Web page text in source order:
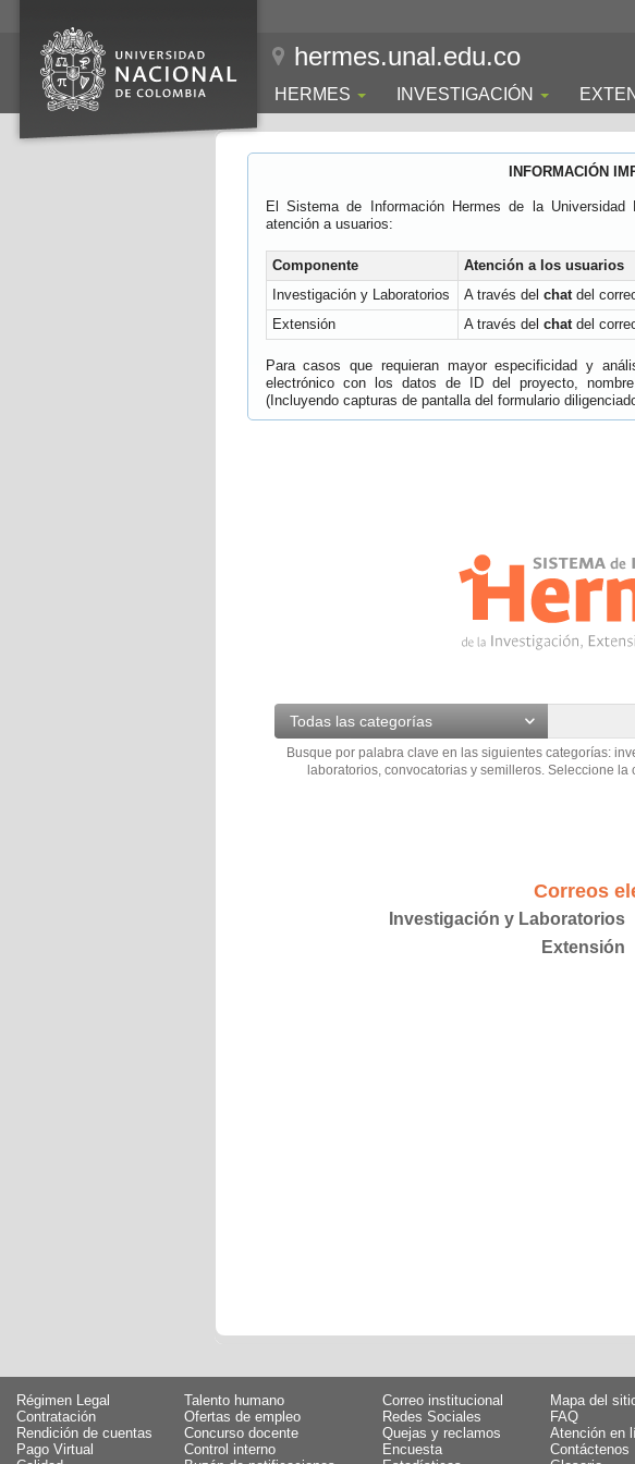
hermes.unal.edu.co
HERMES INVESTIGACIÓN
INFORMACIÓN
El Sistema de Información Hermes de la
atención a usuarios:
Componente Atención a los usuarios
Investigación y Laboratorios
A través del chatdel
Extensión
A través del chatdel
Para casos que requieran mayor especificidad y
electrónico con los datos de ID del proyecto,
(Incluyendo capturas de pantalla del formulario
Todas las categorías
Busque por palabra clave en las siguientes categorías:
laboratorios, convocatorias y semilleros. Seleccione
Correos
Investigación y Laboratorios
Extensión
Régimen Legal
Talento humano
Contratación
Ofertas de empleo
Rendición de cuentas
Concurso docente
Pago Virtual
Control interno
Correo institucional
Mapa del
Redes Sociales
FAQ
Quejas y reclamos
Atención en
Encuesta
Contáctenos